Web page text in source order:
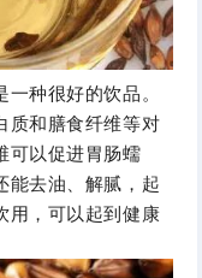
种很好的饮品。
质和膳食纤维等对
可以促进胃肠蠕
能去油、解腻，起
用，可以起到健康